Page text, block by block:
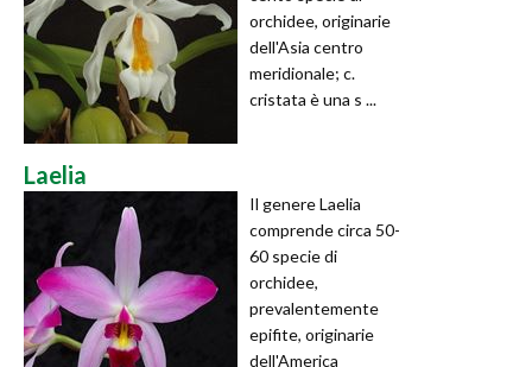
orchidee, originarie
dell'Asia centro
meridionale; c.
cristata è una s ...
Laelia
Il genere Laelia
comprende circa 50-
60 specie di
orchidee,
prevalentemente
epifite, originarie
dell'America